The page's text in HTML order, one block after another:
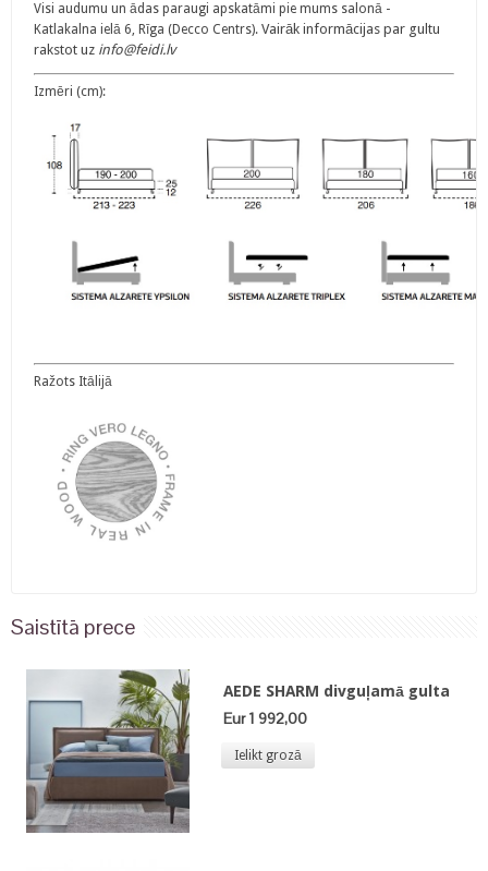
Visi audumu un ādas paraugi apskatāmi pie mums salonā -
Katlakalna ielā 6, Rīga (Decco Centrs). Vairāk informācijas par gultu
rakstot uz info@feidi.lv
Izmēri (cm):
Ražots Itālijā
Saistītā prece
AEDE SHARM divguļamā gulta
Eur 1 992,00
Ielikt grozā